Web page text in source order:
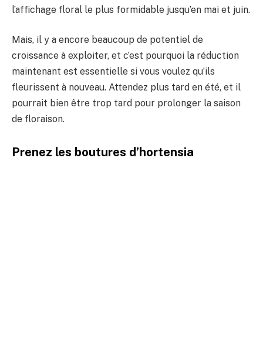
l’affichage floral le plus formidable jusqu’en mai et juin.
Mais, il y a encore beaucoup de potentiel de
croissance à exploiter, et c’est pourquoi la réduction
maintenant est essentielle si vous voulez qu’ils
fleurissent à nouveau. Attendez plus tard en été, et il
pourrait bien être trop tard pour prolonger la saison
de floraison.
Prenez les boutures d’hortensia